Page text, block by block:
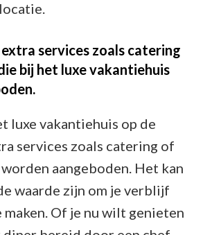
services zoals catering
bij het luxe vakantiehuis
luxe vakantiehuis op de
services zoals catering of
aangeboden. Het kan
waarde zijn om je verblijf
maken. Of je nu wilt genieten